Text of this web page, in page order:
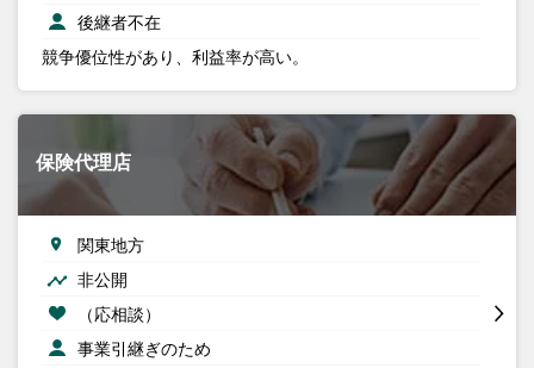
後継者不在
競争優位性があり、利益率が高い。
保険代理店
関東地方
非公開
（応相談）
事業引継ぎのため